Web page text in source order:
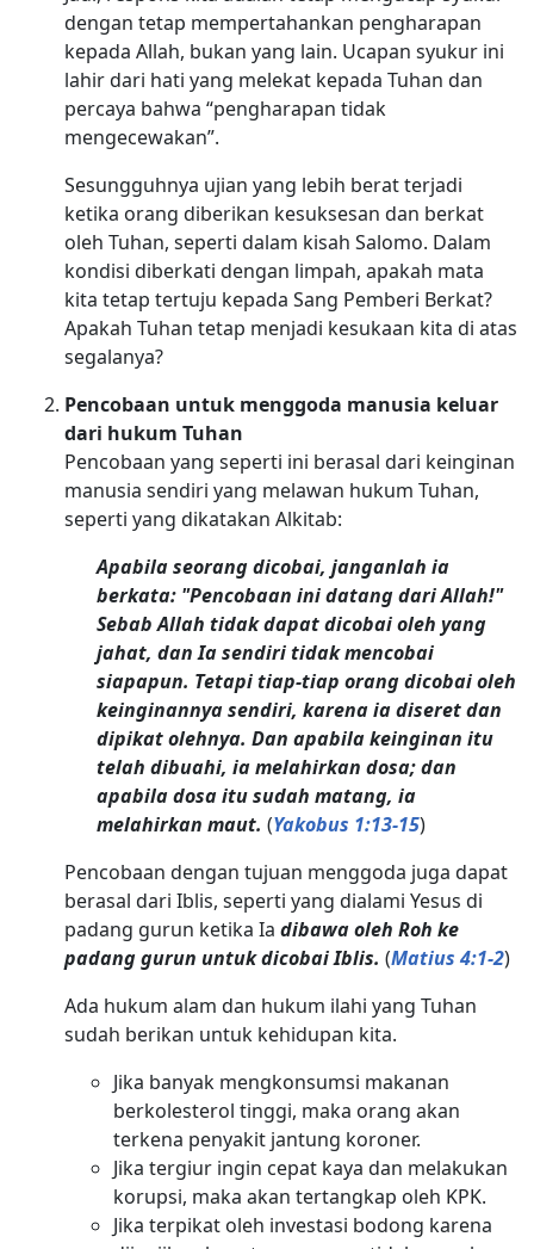
dengan tetap mempertahankan pengharapan
kepada Allah, bukan yang lain. Ucapan syukur ini
lahir dari hati yang melekat kepada Tuhan dan
percaya bahwa “pengharapan tidak
mengecewakan”.
Sesungguhnya ujian yang lebih berat terjadi
ketika orang diberikan kesuksesan dan berkat
oleh Tuhan, seperti dalam kisah Salomo. Dalam
kondisi diberkati dengan limpah, apakah mata
kita tetap tertuju kepada Sang Pemberi Berkat?
Apakah Tuhan tetap menjadi kesukaan kita di atas
segalanya?
Pencobaan untuk menggoda manusia keluar
dari hukum Tuhan
Pencobaan yang seperti ini berasal dari keinginan
manusia sendiri yang melawan hukum Tuhan,
seperti yang dikatakan Alkitab:
Apabila seorang dicobai, janganlah ia
berkata: "Pencobaan ini datang dari Allah!"
Sebab Allah tidak dapat dicobai oleh yang
jahat, dan Ia sendiri tidak mencobai
siapapun. Tetapi tiap-tiap orang dicobai oleh
keinginannya sendiri, karena ia diseret dan
dipikat olehnya. Dan apabila keinginan itu
telah dibuahi, ia melahirkan dosa; dan
apabila dosa itu sudah matang, ia
melahirkan maut. (Yakobus 1:13-15)
Pencobaan dengan tujuan menggoda juga dapat
berasal dari Iblis, seperti yang dialami Yesus di
padang gurun ketika Ia dibawa oleh Roh ke
padang gurun untuk dicobai Iblis. (Matius 4:1-2)
Ada hukum alam dan hukum ilahi yang Tuhan
sudah berikan untuk kehidupan kita.
Jika banyak mengkonsumsi makanan
berkolesterol tinggi, maka orang akan
terkena penyakit jantung koroner.
Jika tergiur ingin cepat kaya dan melakukan
korupsi, maka akan tertangkap oleh KPK.
Jika terpikat oleh investasi bodong karena